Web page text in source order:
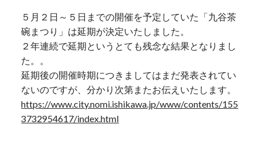
５月２日～５日までの開催を予定していた「九谷茶
碗まつり」は延期が決定いたしました。
２年連続で延期というとても残念な結果となりまし
た。。
延期後の開催時期につきましてはまだ発表されてい
ないのですが、分かり次第またお伝えいたします。
https://www.city.nomi.ishikawa.jp/www/contents/155
3732954617/index.html